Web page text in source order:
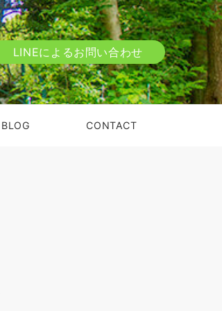
LINEによるお問い合わせ
BLOG CONTACT